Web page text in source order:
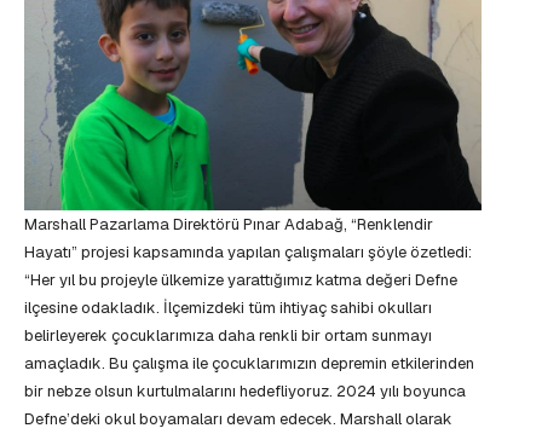
Marshall Pazarlama Direktörü Pınar Adabağ, “Renklendir
Hayatı” projesi kapsamında yapılan çalışmaları şöyle özetledi:
“Her yıl bu projeyle ülkemize yarattığımız katma değeri Defne
ilçesine odakladık. İlçemizdeki tüm ihtiyaç sahibi okulları
belirleyerek çocuklarımıza daha renkli bir ortam sunmayı
amaçladık. Bu çalışma ile çocuklarımızın depremin etkilerinden
bir nebze olsun kurtulmalarını hedefliyoruz. 2024 yılı boyunca
Defne’deki okul boyamaları devam edecek. Marshall olarak